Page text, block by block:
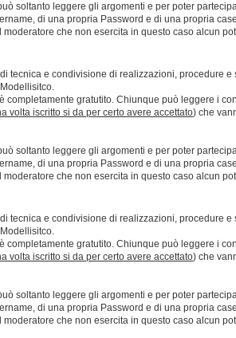
soltanto leggere gli argomenti e per poter
di una propria Password e di una propria
che non esercita in questo caso alcun
tecnica e condivisione di realizzazioni, procedure
completamente gratutito. Chiunque può leggere i
volta iscritto si da per certo avere accettato) che
soltanto leggere gli argomenti e per poter
di una propria Password e di una propria
che non esercita in questo caso alcun
tecnica e condivisione di realizzazioni, procedure
completamente gratutito. Chiunque può leggere i
volta iscritto si da per certo avere accettato) che
soltanto leggere gli argomenti e per poter
di una propria Password e di una propria
che non esercita in questo caso alcun